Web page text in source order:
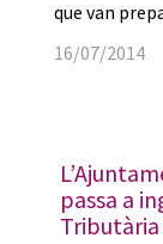
que van
16/07/2014
passa a